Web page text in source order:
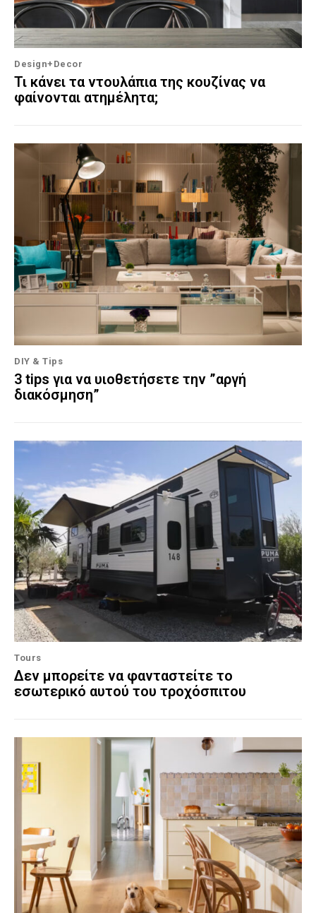
Design+Decor
Τι κάνει τα ντουλάπια της κουζίνας να
φαίνονται ατημέλητα;
DIY & Tips
3 tips για να υιοθετήσετε την ”αργή
διακόσμηση”
Tours
Δεν μπορείτε να φανταστείτε το
εσωτερικό αυτού του τροχόσπιτου